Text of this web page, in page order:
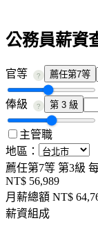
公務員薪資
官等 ? 薦任第7等
俸級 ? 第 3 級
主管職
地區：
薦任第7等 第3級
NT$ 56,989
月薪總額 NT$
薪資組成